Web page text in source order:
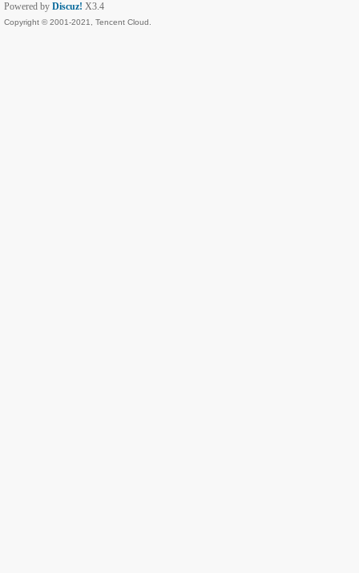
Powered by Discuz! X3.4
Copyright © 2001-2021, Tencent Cloud.